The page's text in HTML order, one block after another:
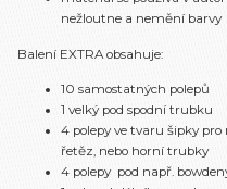
nežloutne a nemění barvy
Balení EXTRA obsahuje:
10 samostatných polepů
1 velký pod spodní trubku
4 polepy ve tvaru šipky
řetěz, nebo horní trubky
4 polepy pod např.